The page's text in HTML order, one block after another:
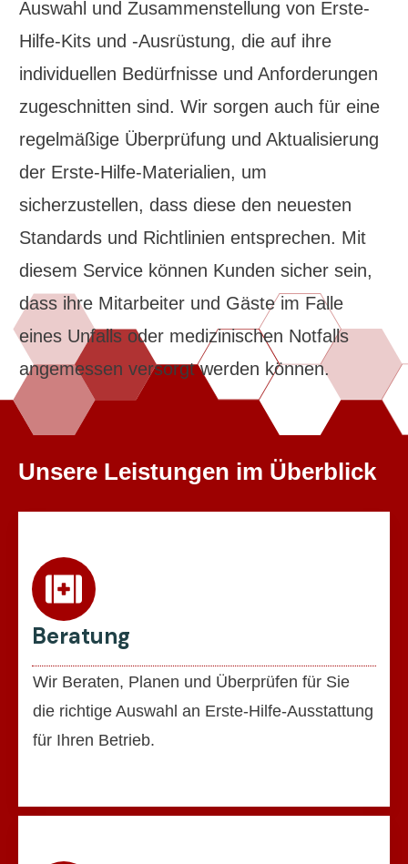
Auswahl und Zusammenstellung von Erste-
Hilfe-Kits und -Ausrüstung, die auf ihre
individuellen Bedürfnisse und Anforderungen
zugeschnitten sind. Wir sorgen auch für eine
regelmäßige Überprüfung und Aktualisierung
der Erste-Hilfe-Materialien, um
sicherzustellen, dass diese den neuesten
Standards und Richtlinien entsprechen. Mit
diesem Service können Kunden sicher sein,
dass ihre Mitarbeiter und Gäste im Falle
eines Unfalls oder medizinischen Notfalls
angemessen versorgt werden können.
Unsere Leistungen im Überblick
Beratung
Wir Beraten, Planen und Überprüfen für Sie
die richtige Auswahl an Erste-Hilfe-Ausstattung
für Ihren Betrieb.